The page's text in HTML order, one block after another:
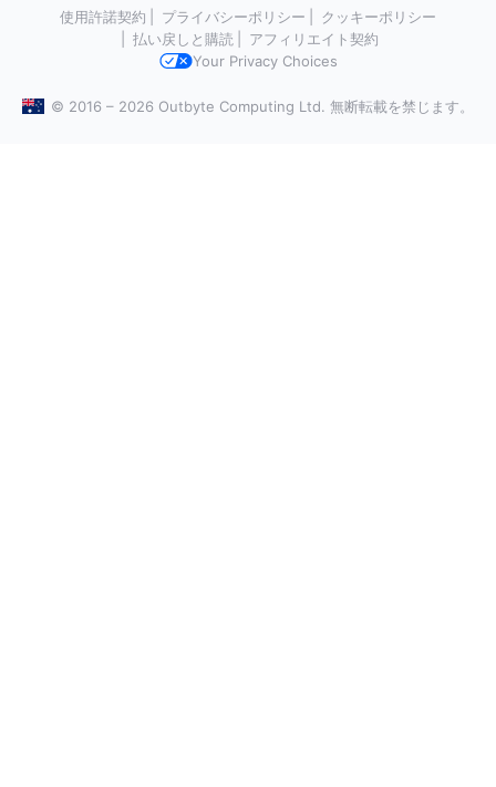
使用許諾契約 プライバシーポリシー
クッキーポリシー
払い戻しと購読
アフィリエイト契約
Your Privacy Choices
© 2016 – 2026 Outbyte Computing Ltd. 無断転載を禁じます。